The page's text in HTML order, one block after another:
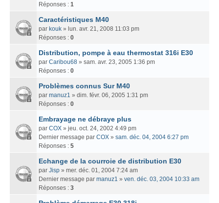
Réponses : 1
Caractéristiques M40
par kouk » lun. avr. 21, 2008 11:03 pm
Réponses : 0
Distribution, pompe à eau thermostat 316i E30
par Caribou68 » sam. avr. 23, 2005 1:36 pm
Réponses : 0
Problèmes connus Sur M40
par manuz1 » dim. févr. 06, 2005 1:31 pm
Réponses : 0
Embrayage ne débraye plus
par COX » jeu. oct. 24, 2002 4:49 pm
Dernier message par COX » sam. déc. 04, 2004 6:27 pm
Réponses : 5
Echange de la courroie de distribution E30
par Jisp » mer. déc. 01, 2004 7:24 am
Dernier message par manuz1 » ven. déc. 03, 2004 10:33 am
Réponses : 3